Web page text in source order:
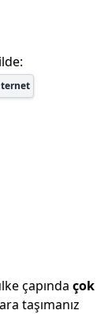
çapında çok
taşımanız